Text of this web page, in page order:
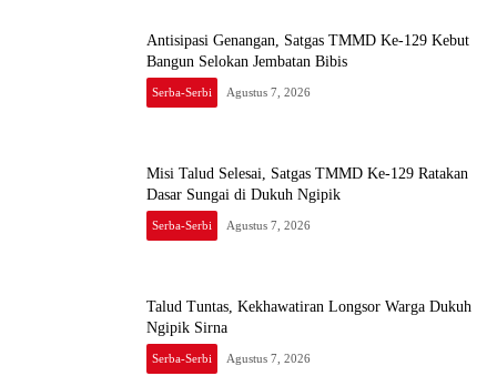
Antisipasi Genangan, Satgas TMMD Ke-129 Kebut
Bangun Selokan Jembatan Bibis
Serba-Serbi Agustus 7, 2026
Misi Talud Selesai, Satgas TMMD Ke-129 Ratakan
Dasar Sungai di Dukuh Ngipik
Serba-Serbi Agustus 7, 2026
Talud Tuntas, Kekhawatiran Longsor Warga Dukuh
Ngipik Sirna
Serba-Serbi Agustus 7, 2026